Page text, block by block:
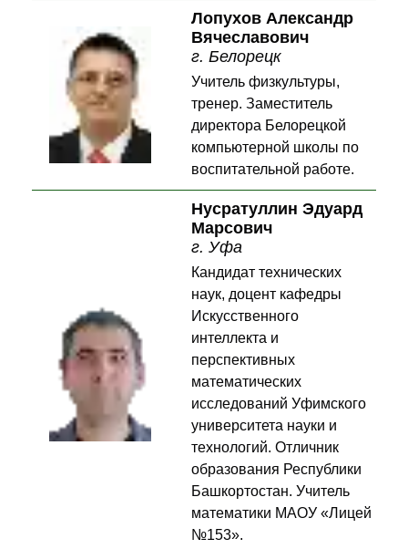
Лопухов Александр
Вячеславович
г. Белорецк
Учитель физкультуры,
тренер. Заместитель
директора Белорецкой
компьютерной школы по
воспитательной работе.
Нусратуллин Эдуард
Марсович
г. Уфа
Кандидат технических
наук, доцент кафедры
Искусственного
интеллекта и
перспективных
математических
исследований Уфимского
университета науки и
технологий. Отличник
образования Республики
Башкортостан. Учитель
математики МАОУ «Лицей
№153».